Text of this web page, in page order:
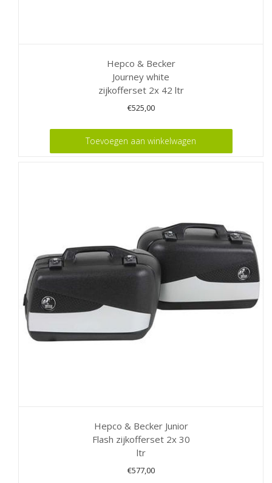
Hepco & Becker
Journey white
zijkofferset 2x 42 ltr
€525,00
Toevoegen aan winkelwagen
Hepco & Becker Junior
Flash zijkofferset 2x 30
ltr
€577,00